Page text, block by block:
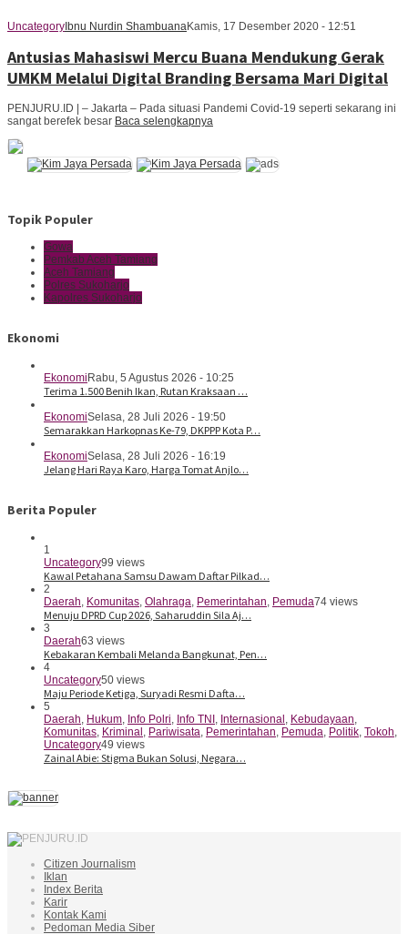
Uncategory Ibnu Nurdin ShambuanaKamis, 17 Desember 2020 - 12:51
Antusias Mahasiswi Mercu Buana Mendukung Gerak
UMKM Melalui Digital Branding Bersama Mari Digital
PENJURU.ID | – Jakarta – Pada situasi Pandemi Covid-19 seperti sekarang ini
sangat berefek besar Baca selengkapnya
Topik Populer
Gowa
Pemkab Aceh Tamiang
Aceh Tamiang
Polres Sukoharjo
Kapolres Sukoharjo
Ekonomi
Ekonomi Rabu, 5 Agustus 2026 - 10:25
Terima 1.500 Benih Ikan, Rutan Kraksaan …
EkonomiSelasa, 28 Juli 2026 - 19:50
Semarakkan Harkopnas Ke-79, DKPPP Kota P…
EkonomiSelasa, 28 Juli 2026 - 16:19
Jelang Hari Raya Karo, Harga Tomat Anjlo…
Berita Populer
1
Uncategory99 views
Kawal Petahana Samsu Dawam Daftar Pilkad…
2
Daerah, Komunitas, Olahraga, Pemerintahan, Pemuda74 views
Menuju DPRD Cup 2026, Saharuddin Sila Aj…
3
Daerah63 views
Kebakaran Kembali Melanda Bangkunat, Pen…
4
Uncategory50 views
Maju Periode Ketiga, Suryadi Resmi Dafta…
5
Daerah, Hukum, Info Polri, Info TNI , Internasional , Kebudayaan,
Komunitas, Kriminal , Pariwisata, Pemerintahan, Pemuda, Politik, Tokoh,
Uncategory49 views
Zainal Abie: Stigma Bukan Solusi, Negara…
Citizen Journalism
Iklan
Index Berita
Karir
Kontak Kami
Pedoman Media Siber